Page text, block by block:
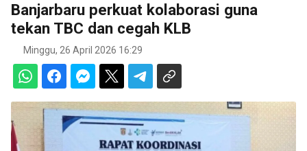
Banjarbaru perkuat kolaborasi guna
tekan TBC dan cegah KLB
Minggu, 26 April 2026 16:29